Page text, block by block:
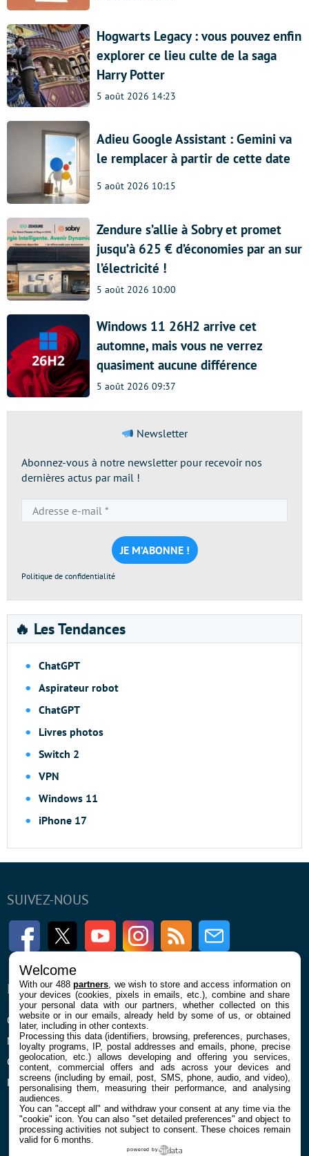
Hogwarts Legacy : vous pouvez enfin
explorer ce lieu culte de la saga
Harry Potter
5 août 2026 14:23
Adieu Google Assistant : Gemini va
le remplacer à partir de cette date
5 août 2026 10:15
Zendure s’allie à Sobry et promet
jusqu’à 625 € d’économies par an sur
l’électricité !
5 août 2026 10:00
Windows 11 26H2 arrive cet
automne, mais vous ne verrez
quasiment aucune différence
5 août 2026 09:37
Newsletter
Abonnez-vous à notre newsletter pour recevoir nos
dernières actus par mail !
e-
mail
*
Politique de confidentialité
🔥 Les Tendances
ChatGPT
Aspirateur robot
ChatGPT
Livres photos
Switch 2
VPN
Windows 11
iPhone 17
SUIVEZ-NOUS
FacebookTwitter Youtube InstagramRSS Newsletter
ENTREPRISE
Qui sommes nous
Mentions légales et CGU
Confidentialité et Cookies
Préférences cookies
À PROPOS
La rédaction
Contact
Welcome
With our 488partners , we wish to store and access information on
your devices (cookies, pixels in emails, etc.), combine and share
your personal data with our partners, whether collected on this
website or in our emails, already held by some of us, or obtained
later, including in other contexts.
Processing this data (identifiers, browsing, preferences, purchases,
loyalty programs, IP, postal addresses and emails, phone, precise
geolocation, etc.) allows developing and offering you services,
content, commercial offers and ads across your devices and
screens (including by email, post, SMS, phone, audio, and video),
personalising them, measuring their performance, and analysing
audiences.
You can "accept all" and withdraw your consent at any time via the
"cookie" icon. You can also "set detailed preferences" and object to
processing activities not subject to consent. These choices remain
valid for 6 months.
powered by